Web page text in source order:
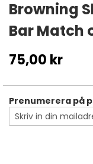
till
början
av
bildgalleriet
Browning
Bar Match
75,00 kr
Prenumerera på